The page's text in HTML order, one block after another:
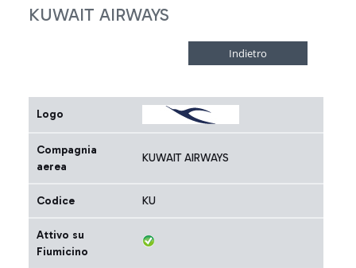
KUWAIT AIRWAYS
Logo
Compagnia
aerea
KUWAIT AIRWAYS
Codice KU
Attivo su
Fiumicino